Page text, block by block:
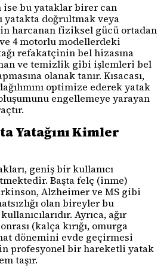
ise bu yataklar birer can
yatakta doğrultmak veya
harcanan fiziksel gücü ortadan
4 motorlu modellerdeki
refakatçinin bel hizasına
ve temizlik gibi işlemleri bel
olanak tanır. Kısacası,
optimize ederek yatak
engellemeye yarayan
Yatağını Kimler
geniş bir kullanıcı
Başta felç (inme)
Alzheimer ve MS gibi
olan bireyler bu
Ayrıca, ağır
(kalça kırığı, omurga
dönemini evde geçirmesi
profesyonel bir hareketli yatak
taşır.